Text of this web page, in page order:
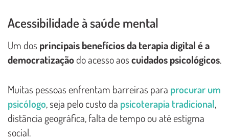
Acessibilidade à saúde mental
Um dos principais benefícios da terapia digital é a
democratizaçãodo acesso aoscuidados psicológicos.
Muitas pessoas enfrentam barreiras para procurar um
psicólogo, seja pelo custo da psicoterapia tradicional,
distância geográfica, falta de tempo ou até estigma
social.